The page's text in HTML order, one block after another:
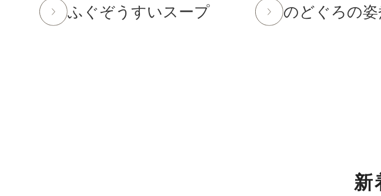
あらかじめご了承ください。
ふぐぞうすいスープ のどぐろの姿
新